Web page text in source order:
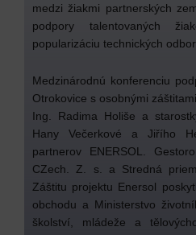
medzi žiakmi partnerských
podpory talentovaných
popularizáciu technických
Medzinárodnú konferenciu
Otrokovice s osobnými
Ing. Radima Holiše a
Hany Večerkové a Jiřího
partnerov ENERSOL.
CZech. Z. s. a Stredná
Záštitu projektu Enersol
obchodu a Ministerstvo
školství, mládeže a